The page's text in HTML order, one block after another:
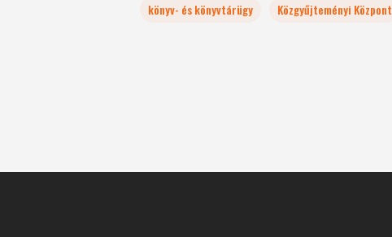
könyv- és könyvtárügy Közgyűjteményi Központ